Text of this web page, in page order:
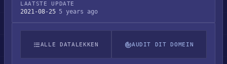
LAATSTE UPDATE
2021-08-25 5 years ago
ALLE DATALEKKEN AUDIT DIT DOMEIN